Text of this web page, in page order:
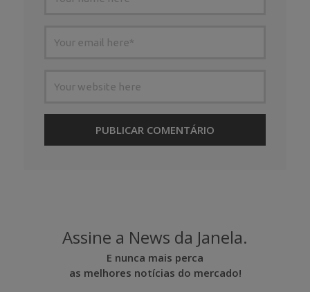
Assine a News da Janela.
E nunca mais perca
as melhores notícias do mercado!